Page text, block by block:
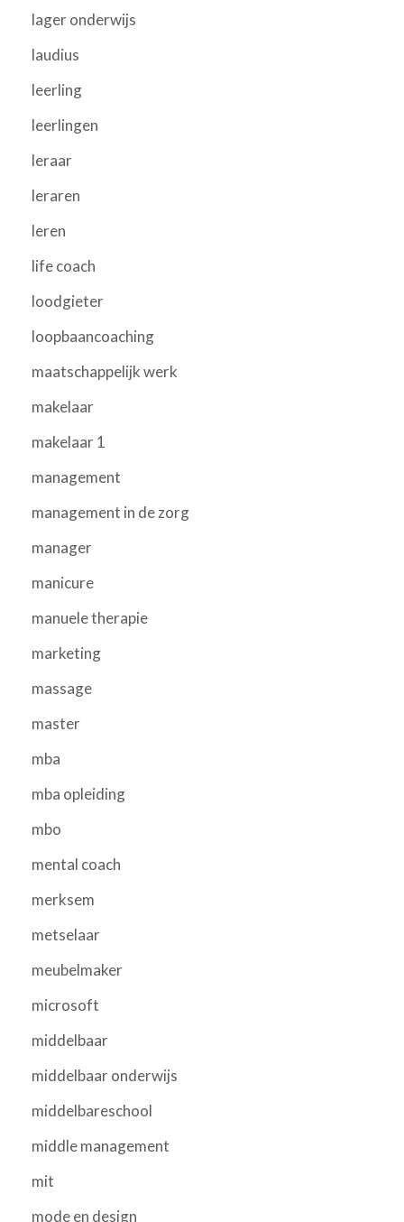
lager onderwijs
laudius
leerling
leerlingen
leraar
leraren
leren
life coach
loodgieter
loopbaancoaching
maatschappelijk werk
makelaar
makelaar 1
management
management in de zorg
manager
manicure
manuele therapie
marketing
massage
master
mba
mba opleiding
mbo
mental coach
merksem
metselaar
meubelmaker
microsoft
middelbaar
middelbaar onderwijs
middelbareschool
middle management
mit
mode en design